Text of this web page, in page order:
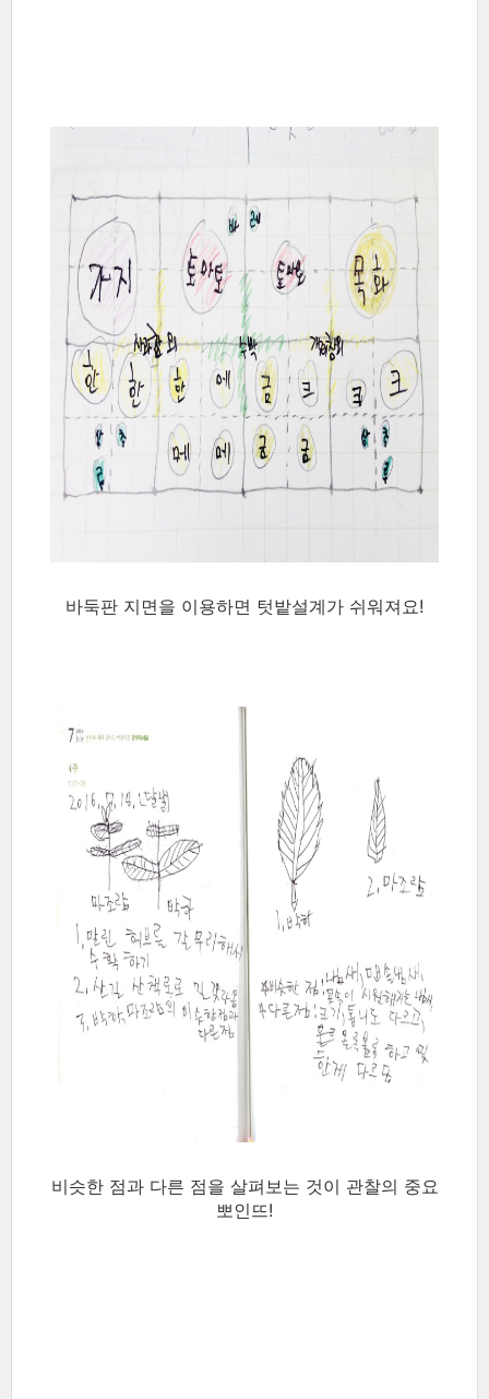
바둑판 지면을 이용하면 텃밭설계가 쉬워져요!
비슷한 점과 다른 점을 살펴보는 것이 관찰의 중요
뽀인뜨!